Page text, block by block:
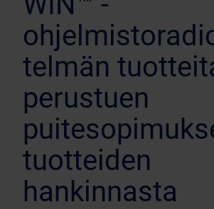
telmän
perustuen
tuotteiden
hankinnasta